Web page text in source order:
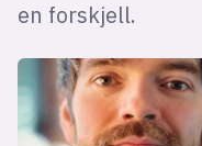
en forskjell.